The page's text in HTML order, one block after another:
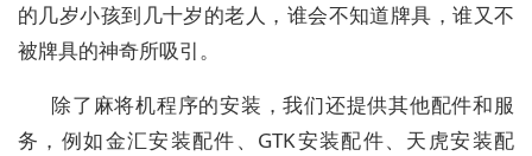
的几岁小孩到几十岁的老人，谁会不知道牌具，谁又不
被牌具的神奇所吸引。
除了麻将机程序的安装，我们还提供其他配件和服
务，例如金汇安装配件、GTK安装配件、天虎安装配